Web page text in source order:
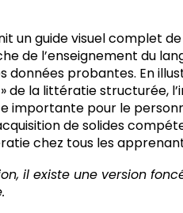
un guide visuel complet
de l’enseignement du
données probantes. En
de la littératie structurée,
importante pour le
de solides
chez tous les
il existe une version